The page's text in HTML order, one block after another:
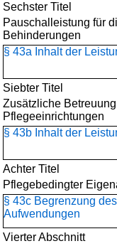
Sechster Titel
Pauschalleistung für
Behinderungen
§ 43a Inhalt der
Siebter Titel
Zusätzliche
Pflegeeinrichtungen
§ 43b Inhalt der
Achter Titel
Pflegebedingter
§ 43c Begrenzung
Aufwendungen
Vierter Abschnitt